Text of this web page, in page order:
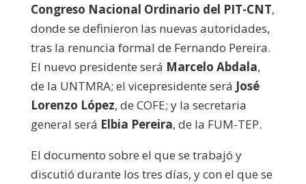
Congreso Nacional Ordinario del PIT-CNT,
donde se definieron las nuevas autoridades,
tras la renuncia formal de Fernando Pereira.
El nuevo presidente será Marcelo Abdala,
de la UNTMRA; el vicepresidente será José
Lorenzo López, de COFE; y la secretaria
general será Elbia Pereira, de la FUM-TEP.
El documento sobre el que se trabajó y
discutió durante los tres días, y con el que se